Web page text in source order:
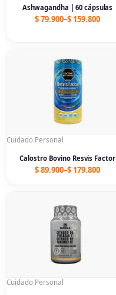
Ashwagandha | 60 cápsulas
$79.900–$ 159.800
Cuidado Personal
Calostro Bovino Resvis Factor
$89.900–$ 179.800
range:
$ 89.900
through
$ 179.800
Cuidado Personal
range:
$ 79.900
through
$ 159.800